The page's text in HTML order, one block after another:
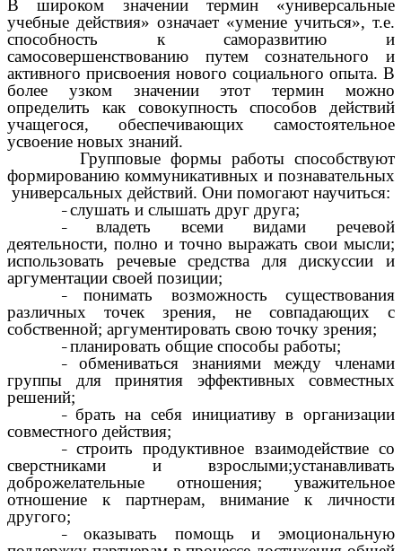
В широком значении термин «универсальные
учебные действия» означает «умение учиться», т.е.
способность к саморазвитию и
самосовершенствованию путем сознательного и
активного присвоения нового социального опыта. В
более узком значении этот термин можно
определить как совокупность способов действий
учащегося, обеспечивающих самостоятельное
усвоение новых знаний.
Групповые формы работы способствуют
формированию коммуникативных и познавательных
универсальных действий. Они помогают научиться:
слушать и слышать друг друга;
владеть всеми видами речевой
деятельности, полно и точно выражать свои мысли;
использовать речевые средства для дискуссии и
аргументации своей позиции;
понимать возможность существования
различных точек зрения, не совпадающих с
собственной; аргументировать свою точку зрения;
планировать общие способы работы;
обмениваться знаниями между членами
группы для принятия эффективных совместных
решений;
брать на себя инициативу в организации
совместного действия;
строить продуктивное взаимодействие со
сверстниками и взрослыми;устанавливать
доброжелательные отношения; уважительное
отношение к партнерам, внимание к личности
другого;
оказывать помощь и эмоциональную